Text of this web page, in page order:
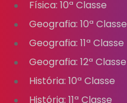
Física: 10ª Classe
Geografia: 10ª Classe
Geografia: 11ª Classe
Geografia: 12ª Classe
História: 10ª Classe
História: 11ª Classe